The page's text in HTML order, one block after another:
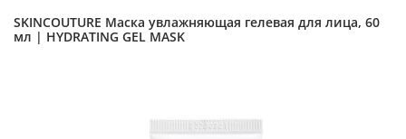
SKINCOUTURE Маска увлажняющая гелевая для лица, 60
мл | HYDRATING GEL MASK